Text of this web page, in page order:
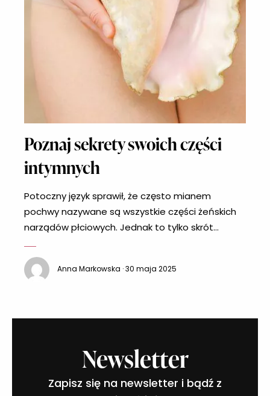
Poznaj sekrety swoich części
intymnych
Potoczny język sprawił, że często mianem
pochwy nazywane są wszystkie części żeńskich
narządów płciowych. Jednak to tylko skrót
bardziej skomplikowana. Dlatego sprawdź, co to
jest srom i jakie pełni funkcje w Twoim
właśnie srom. Właśnie z
Anna Markowska · 30 maja 2025
Newsletter
Zapisz się na newsletter i bądź z